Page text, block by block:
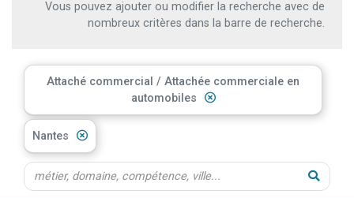
Vous pouvez ajouter ou modifier la recherche avec de
nombreux critères dans la barre de recherche.
Attaché commercial / Attachée commerciale en
automobiles
Nantes